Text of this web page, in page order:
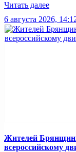
Читать далее
6 августа 2026,
Жителей
всероссийскому